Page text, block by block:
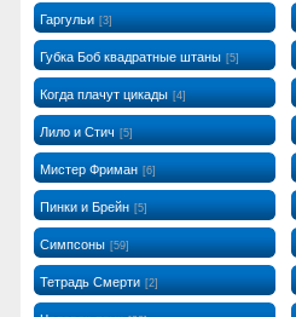
Гаргульи [3]
Губка Боб квадратные штаны [5]
Когда плачут цикады [4]
Лило и Стич [5]
Мистер Фриман [6]
Пинки и Брейн [5]
Симпсоны [59]
Тетрадь Смерти [2]